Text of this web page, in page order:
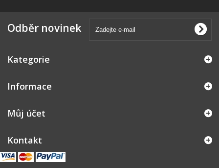
Odběr novinek
Kategorie
Informace
Můj účet
Kontakt